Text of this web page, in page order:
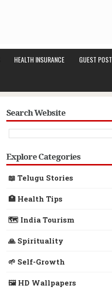
HEALTH INSURANCE GUEST POST
Search Website
Explore Categories
📖 Telugu Stories
🏥 Health Tips
🗺️ India Tourism
🙏 Spirituality
🌱 Self-Growth
🖼️ HD Wallpapers